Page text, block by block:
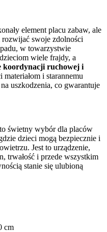
element placu zabaw, ale
swoje zdolności
w towarzystwie
wiele frajdy, a
koordynacji ruchowej i
i starannemu
uszkodzenia, co gwarantuje
to świetny wybór dla placów
dzieci mogą bezpiecznie i
Jest to urządzenie,
trwałość i przede wszystkim
stanie się ulubioną
cm